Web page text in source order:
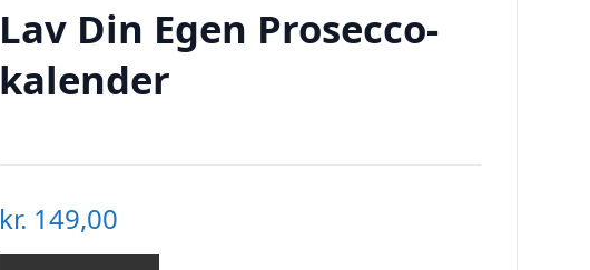
Lav Din Egen Prosecco-
kalender
kr. 149,00